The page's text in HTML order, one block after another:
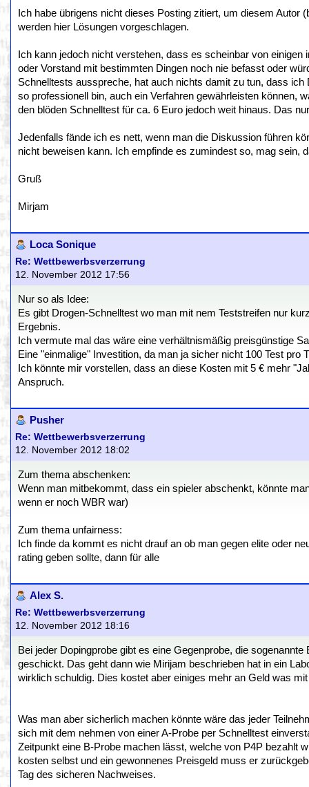
Ich habe übrigens nicht dieses Posting zitiert, um diesem
werden hier Lösungen vorgeschlagen.
Ich kann jedoch nicht verstehen, dass es scheinbar von
oder Vorstand mit bestimmten Dingen noch nie befasst oder
Schnelltests ausspreche, hat auch nichts damit zu tun, dass
so professionell bin, auch ein Verfahren gewährleisten können,
den blöden Schnelltest für ca. 6 Euro jedoch weit hinaus. Das
Jedenfalls fände ich es nett, wenn man die Diskussion führen
nicht beweisen kann. Ich empfinde es zumindest so, mag sein,
Gruß
Mirjam
Loca Sonique
Re: Wettbewerbsverzerrung
12. November 2012 17:56
Nur so als Idee:
Es gibt Drogen-Schnelltest wo man mit nem Teststreifen nur
Ergebnis.
Ich vermute mal das wäre eine verhältnismäßig preisgünstige
Eine "einmalige" Investition, da man ja sicher nicht 100 Test
Ich könnte mir vorstellen, dass an diese Kosten mit 5 € mehr
Anspruch.
Pusher
Re: Wettbewerbsverzerrung
12. November 2012 18:02
Zum thema abschenken:
Wenn man mitbekommt, dass ein spieler abschenkt, könnte
wenn er noch WBR war)
Zum thema unfairness:
Ich finde da kommt es nicht drauf an ob man gegen elite oder
rating geben sollte, dann für alle
Alex S.
Re: Wettbewerbsverzerrung
12. November 2012 18:16
Bei jeder Dopingprobe gibt es eine Gegenprobe, die
geschickt. Das geht dann wie Mirijam beschrieben hat in ein
wirklich schuldig. Dies kostet aber einiges mehr an Geld was
Was man aber sicherlich machen könnte wäre das jeder
sich mit dem nehmen von einer A-Probe per Schnelltest
Zeitpunkt eine B-Probe machen lässt, welche von P4P bezahlt
kosten selbst und ein gewonnenes Preisgeld muss er
Tag des sicheren Nachweises.